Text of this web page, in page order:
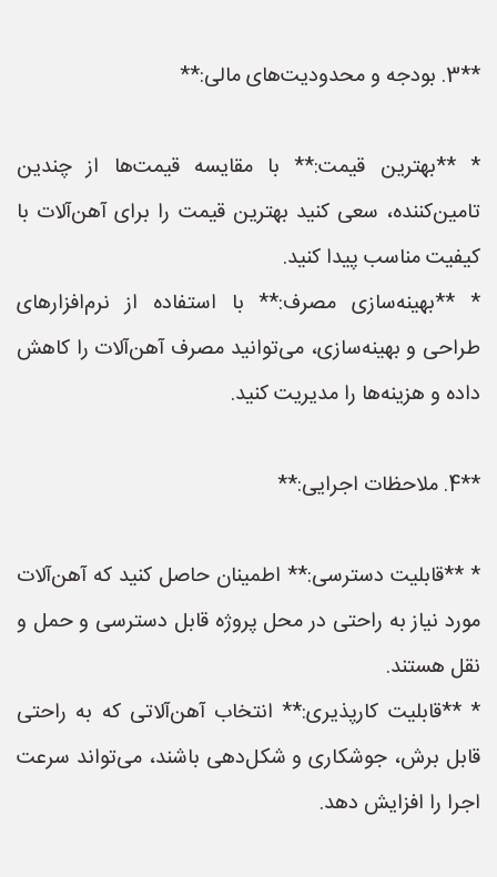
**3. بودجه و محدودیت‌های مالی:**
* **بهترین قیمت:** با مقایسه قیمت‌ها از چندین
تامین‌کننده، سعی کنید بهترین قیمت را برای آهن‌آلات با
کیفیت مناسب پیدا کنید.
* **بهینه‌سازی مصرف:** با استفاده از نرم‌افزارهای
طراحی و بهینه‌سازی، می‌توانید مصرف آهن‌آلات را کاهش
داده و هزینه‌ها را مدیریت کنید.
**4. ملاحظات اجرایی:**
* **قابلیت دسترسی:** اطمینان حاصل کنید که آهن‌آلات
مورد نیاز به راحتی در محل پروژه قابل دسترسی و حمل و
نقل هستند.
* **قابلیت کارپذیری:** انتخاب آهن‌آلاتی که به راحتی
قابل برش، جوشکاری و شکل‌دهی باشند، می‌تواند سرعت
اجرا را افزایش دهد.